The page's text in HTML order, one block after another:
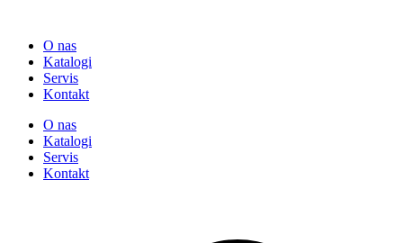
O nas
Katalogi
Servis
Kontakt
O nas
Katalogi
Servis
Kontakt